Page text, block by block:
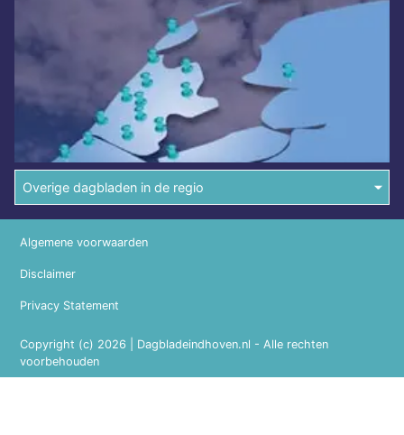
Overige dagbladen in de regio
Copyright (c) 2026 | Dagbladeindhoven.nl - Alle rechten
voorbehouden
Algemene voorwaarden
Disclaimer
Privacy Statement